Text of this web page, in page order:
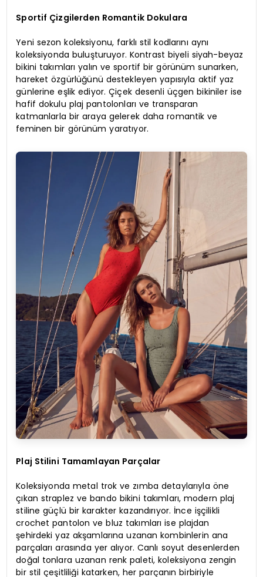
Sportif Çizgilerden Romantik Dokulara
Yeni sezon koleksiyonu, farklı stil kodlarını aynı
koleksiyonda buluşturuyor. Kontrast biyeli siyah-beyaz
bikini takımları yalın ve sportif bir görünüm sunarken,
hareket özgürlüğünü destekleyen yapısıyla aktif yaz
günlerine eşlik ediyor. Çiçek desenli üçgen bikiniler ise
hafif dokulu plaj pantolonları ve transparan
katmanlarla bir araya gelerek daha romantik ve
feminen bir görünüm yaratıyor.
Plaj Stilini Tamamlayan Parçalar
Koleksiyonda metal trok ve zımba detaylarıyla öne
çıkan straplez ve bando bikini takımları, modern plaj
stiline güçlü bir karakter kazandırıyor. İnce işçilikli
crochet pantolon ve bluz takımları ise plajdan
şehirdeki yaz akşamlarına uzanan kombinlerin ana
parçaları arasında yer alıyor. Canlı soyut desenlerden
doğal tonlara uzanan renk paleti, koleksiyona zengin
bir stil çeşitliliği katarken, her parçanın birbiriyle